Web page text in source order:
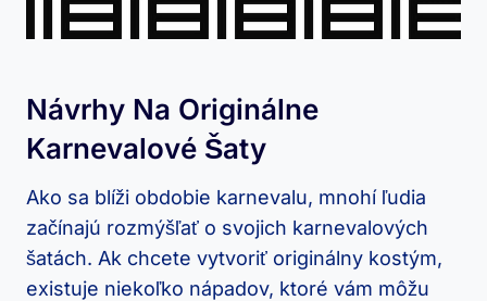
Návrhy Na Originálne
Karnevalové Šaty
Ako sa blíži obdobie karnevalu, mnohí ľudia
začínajú rozmýšľať o svojich karnevalových
šatách. Ak chcete vytvoriť originálny kostým,
existuje niekoľko nápadov, ktoré vám môžu